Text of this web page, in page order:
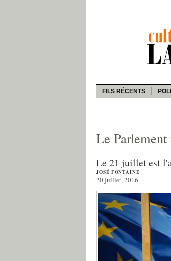
FILS RÉCENTS
Le
Le 21 juillet est
JOSÉ FONTAINE
20 juillet, 2016